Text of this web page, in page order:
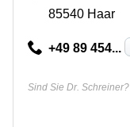
85540 Haar
+49 89 454...
Sind Sie Dr. Schreiner?